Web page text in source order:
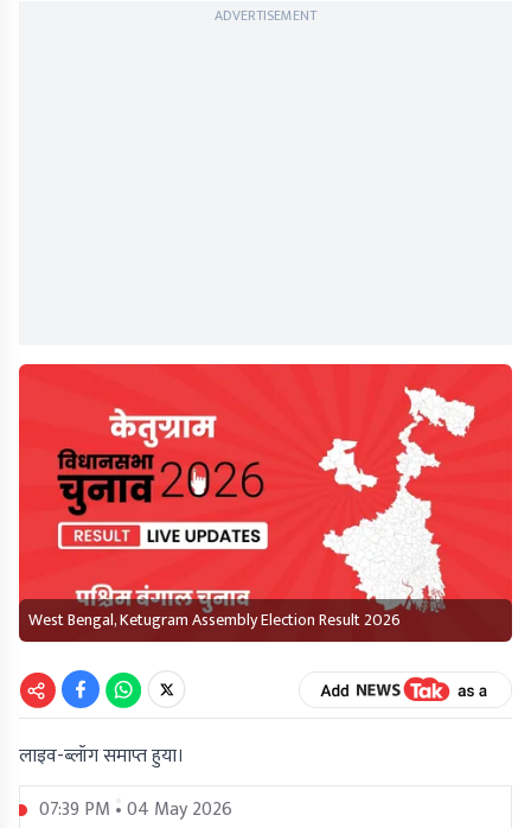
ADVERTISEMENT
West Bengal, Ketugram Assembly Election Result 2026
लाइव-ब्लॉग समाप्त हुया।
07:39 PM • 04 May 2026